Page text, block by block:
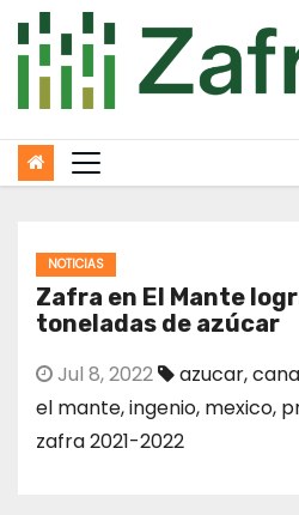
to
content
NOTICIAS
Zafra en El Mante
toneladas de azúcar
Jul 8, 2022 azucar,cana
el mante,ingenio, mexico,
zafra 2021-2022